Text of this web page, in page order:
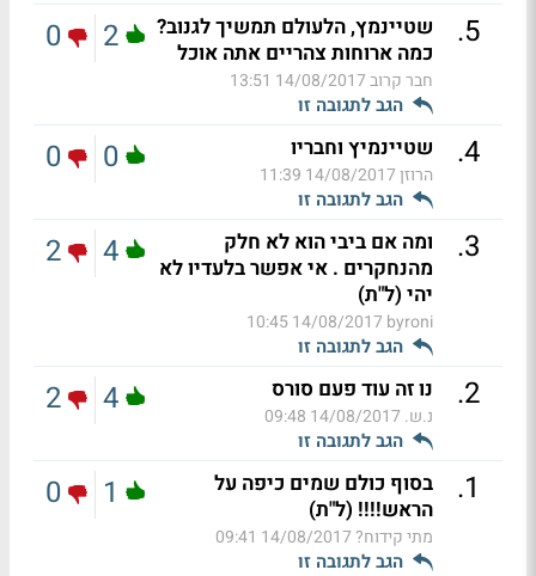
5
.
שטיינמץ, הלעולם תמשיך לגנוב?
כמה ארוחות צהריים אתה אוכל
חבר קרוב14/08/2017 13:51
הגב לתגובה זו
2
0
4
. שטיינמיץ וחבריו
הרוזן14/08/2017 11:39
הגב לתגובה זו
0
0
3
.
ומה אם ביבי הוא לא חלק
מהנחקרים . אי אפשר בלעדיו לא
יהי (ל"ת)
byroni
14/08/2017 10:45
הגב לתגובה זו
4
2
2
. נו זה עוד פעם סורס
נ.ש. 14/08/2017 09:48
הגב לתגובה זו
4
2
1
.
בסוף כולם שמים כיפה על
הראש!!!! (ל"ת)
מתי קידוח?14/08/2017 09:41
הגב לתגובה זו
1
0